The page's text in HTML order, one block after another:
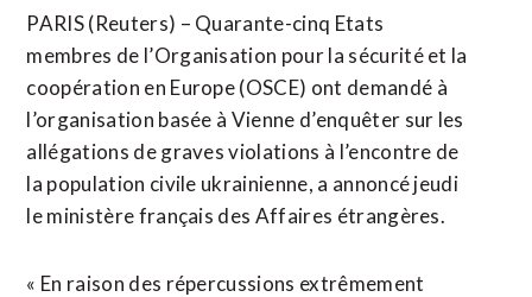
PARIS (Reuters) – Quarante-cinq Etats
membres de l’Organisation pour la sécurité et la
coopération en Europe (OSCE) ont demandé à
l’organisation basée à Vienne d’enquêter sur les
allégations de graves violations à l’encontre de
la population civile ukrainienne, a annoncé jeudi
le ministère français des Affaires étrangères.
« En raison des répercussions extrêmement